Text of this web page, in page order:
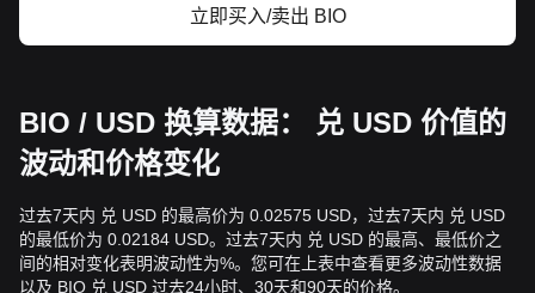
立即买入/卖出 BIO
BIO / USD 换算数据： 兑 USD 价值的
波动和价格变化
过去7天内 兑 USD 的最高价为 0.02575 USD，过去7天内 兑 USD
的最低价为 0.02184 USD。过去7天内 兑 USD 的最高、最低价之
间的相对变化表明波动性为%。您可在上表中查看更多波动性数据
以及 BIO 兑 USD 过去24小时、30天和90天的价格。